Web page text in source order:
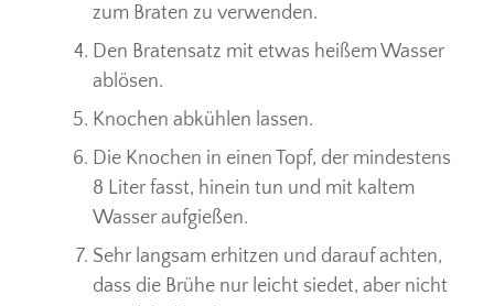
zum Braten zu verwenden.
Den Bratensatz mit etwas heißem Wasser
ablösen.
Knochen abkühlen lassen.
Die Knochen in einen Topf, der mindestens
8 Liter fasst, hinein tun und mit kaltem
Wasser aufgießen.
Sehr langsam erhitzen und darauf achten,
dass die Brühe nur leicht siedet, aber nicht